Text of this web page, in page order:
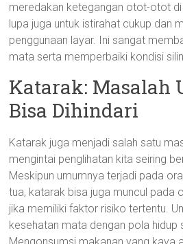
meredakan ketegangan otot-otot
lupa juga untuk istirahat cukup dan
penggunaan layar. Ini sangat
mata serta memperbaiki kondisi
Katarak: Masalah
Bisa Dihindari
Katarak juga menjadi salah satu
mengintai penglihatan kita seiring
Meskipun umumnya terjadi pada
tua, katarak bisa juga muncul pada
jika memiliki faktor risiko tertentu.
kesehatan mata dengan pola hidup